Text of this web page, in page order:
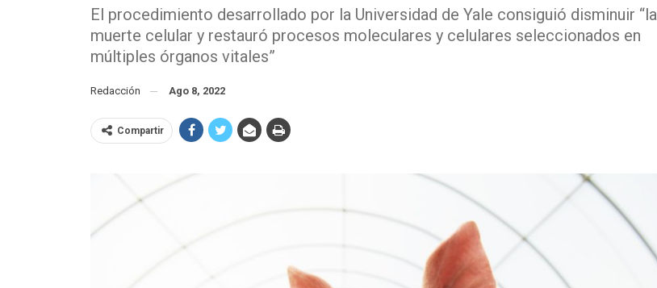
El procedimiento desarrollado por la Universidad de Yale consiguió disminuir “la
muerte celular y restauró procesos moleculares y celulares seleccionados en
múltiples órganos vitales”
Redacción Ago 8, 2022
Compartir